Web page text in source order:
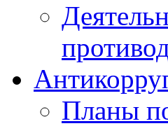
Планы